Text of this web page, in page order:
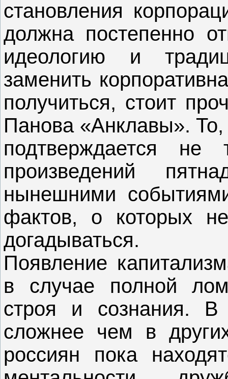
становления
должна постепенно
идеологию и
заменить
получиться, стоит
Панова «Анклавы».
подтверждается не
произведений
нынешними
фактов, о которых
догадываться.
Появление
в случае полной
строя и сознания. В
сложнее чем в
россиян пока